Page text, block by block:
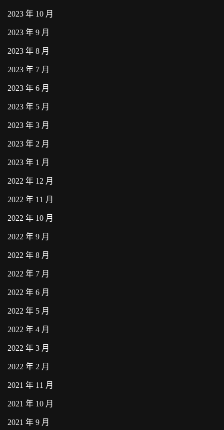
2023 年 10 月
2023 年 9 月
2023 年 8 月
2023 年 7 月
2023 年 6 月
2023 年 5 月
2023 年 3 月
2023 年 2 月
2023 年 1 月
2022 年 12 月
2022 年 11 月
2022 年 10 月
2022 年 9 月
2022 年 8 月
2022 年 7 月
2022 年 6 月
2022 年 5 月
2022 年 4 月
2022 年 3 月
2022 年 2 月
2021 年 11 月
2021 年 10 月
2021 年 9 月